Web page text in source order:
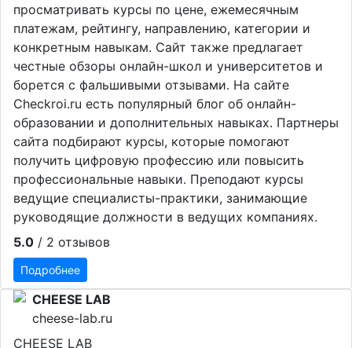
просматривать курсы по цене, ежемесячным
платежам, рейтингу, направлению, категории и
конкретным навыкам. Сайт также предлагает
честные обзоры онлайн-школ и университетов и
борется с фальшивыми отзывами. На сайте
Checkroi.ru есть популярный блог об онлайн-
образовании и дополнительных навыках. Партнеры
сайта подбирают курсы, которые помогают
получить цифровую профессию или повысить
профессиональные навыки. Преподают курсы
ведущие специалисты-практики, занимающие
руководящие должности в ведущих компаниях.
5.0 / 2 отзывов
Подробнее
CHEESE LAB
cheese-lab.ru
CHEESE LAB